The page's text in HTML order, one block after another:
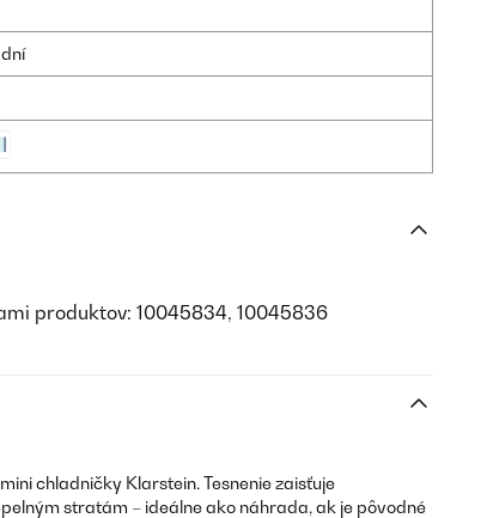
produktov: 10045834, 10045836
chladničky Klarstein. Tesnenie zaisťuje
stratám – ideálne ako náhrada, ak je pôvodné